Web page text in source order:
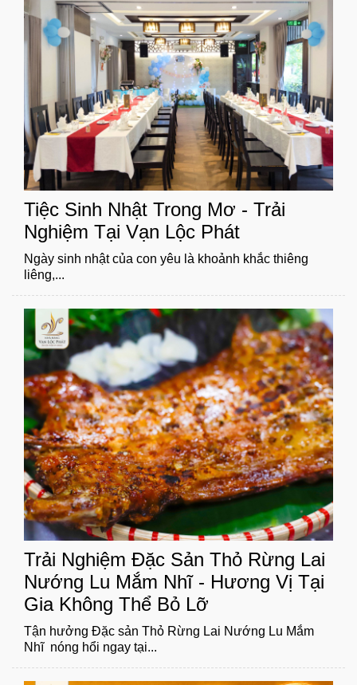
Tiệc Sinh Nhật Trong Mơ - Trải
Nghiệm Tại Vạn Lộc Phát
Ngày sinh nhật của con yêu là khoảnh khắc thiêng
liêng,...
Trải Nghiệm Đặc Sản Thỏ Rừng Lai
Nướng Lu Mắm Nhĩ - Hương Vị Tại
Gia Không Thể Bỏ Lỡ
Tận hưởng Đặc sản Thỏ Rừng Lai Nướng Lu Mắm
Nhĩ nóng hổi ngay tại...